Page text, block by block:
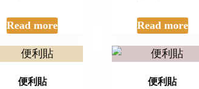
Read more Read more
便利貼 便利貼